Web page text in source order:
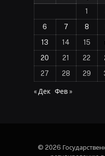
1
6
7 8
13
14 15
20
21 22
27
28 29
« Дек Фев »
© 2026